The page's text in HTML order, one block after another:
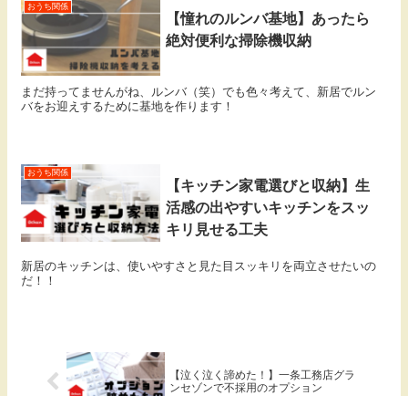
おうち関係
【憧れのルンバ基地】あったら
絶対便利な掃除機収納
まだ持ってませんがね、ルンバ（笑）でも色々考えて、新居でルン
バをお迎えするために基地を作ります！
おうち関係
【キッチン家電選びと収納】生
活感の出やすいキッチンをスッ
キリ見せる工夫
新居のキッチンは、使いやすさと見た目スッキリを両立させたいの
だ！！
【泣く泣く諦めた！】一条工務店グラ
ンセゾンで不採用のオプション